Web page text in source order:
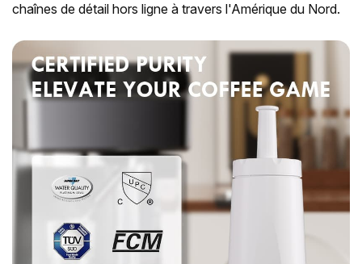
chaînes de détail hors ligne à travers l'Amérique du Nord.